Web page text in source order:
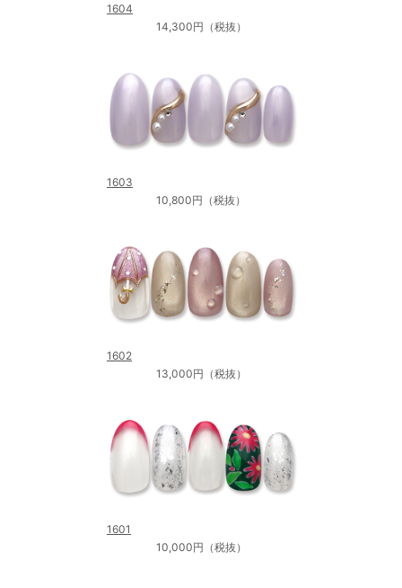
1604
14,300円（税抜）
1603
10,800円（税抜）
1602
13,000円（税抜）
1601
10,000円（税抜）